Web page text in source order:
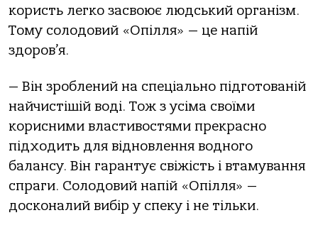
користь легко засвоює людський організм.
Тому солодовий «Опілля» — це напій
здоров’я.
— Він зроблений на спеціально підготованій
найчистішій воді. Тож з усіма своїми
корисними властивостями прекрасно
підходить для відновлення водного
балансу. Він гарантує свіжість і втамування
спраги. Солодовий напій «Опілля» —
досконалий вибір у спеку і не тільки.